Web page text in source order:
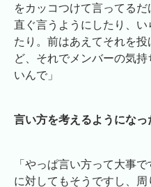
をカッコつけて言ってる
直ぐ言うようにしたり、
たり。前はあえてそれを
ど、それでメンバーの気
いんで」
言い方を考えるようになっ
「やっぱ言い方って大事
に対してもそうですし、